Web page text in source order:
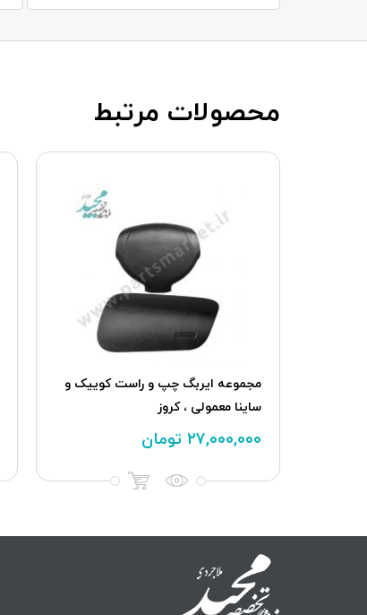
محصولات مرتبط
مجموعه ایربگ چپ و راست کوییک و
ساینا معمولی ، کروز
۲۷,۰۰۰,۰۰۰ تومان